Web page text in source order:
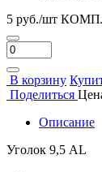
5 руб./шт
В корзину
Поделиться
Описание
Уголок 9,5 AL